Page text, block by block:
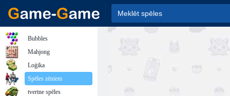
Bubbles
Mahjong
Loģika
Spēles zēniem
tvertne spēles